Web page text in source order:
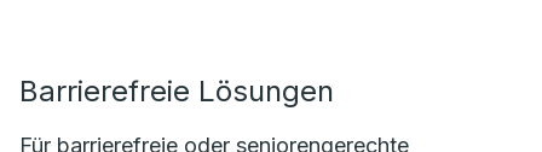
Barrierefreie Lösungen
Für barrierefreie oder seniorengerechte